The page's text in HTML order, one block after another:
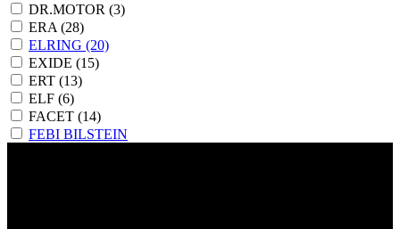
DR.MOTOR (3)
ERA (28)
ELRING (20)
EXIDE (15)
ERT (13)
ELF (6)
FACET (14)
FEBI BILSTEIN